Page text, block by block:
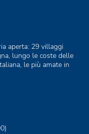
aperta: 29 villaggi
lungo le coste delle
le più amate in